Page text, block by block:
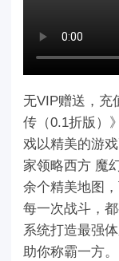
无VIP赠送，充
传（0.1折版）
戏以精美的游
家领略西方 魔
余个精美地图
每一次战斗，
系统打造最强
助你称霸一方。